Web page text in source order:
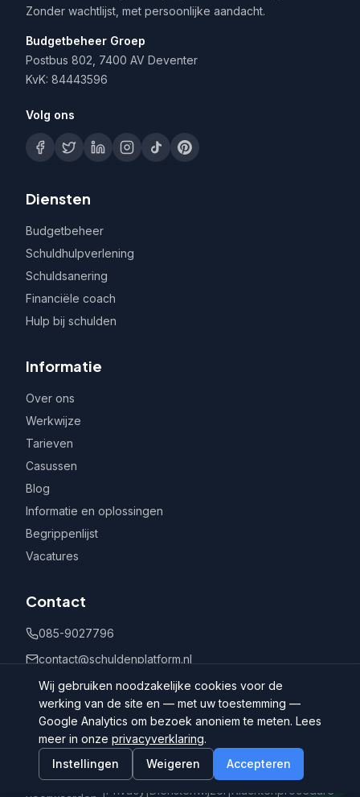
Zonder wachtlijst, met persoonlijke aandacht.
Budgetbeheer Groep
Postbus 802, 7400 AV Deventer
KvK: 84443596
Volg ons
Diensten
Budgetbeheer
Schuldhulpverlening
Schuldsanering
Financiële coach
Hulp bij schulden
Informatie
Over ons
Werkwijze
Tarieven
Casussen
Blog
Informatie en oplossingen
Begrippenlijst
Vacatures
Contact
085-9027796
contact@schuldenplatform.nl
Postbus 802, 7400 AV Deventer
©
Schuldenplatform.nl
Algemene
|Privacy |Dienstenwijzer |Klachtenprocedure
Wij gebruiken noodzakelijke cookies voor de
werking van de site en — met uw toestemming —
Google Analytics om bezoek anoniem te meten. Lees
meer in onze privacyverklaring.
Instellingen
Weigeren Accepteren